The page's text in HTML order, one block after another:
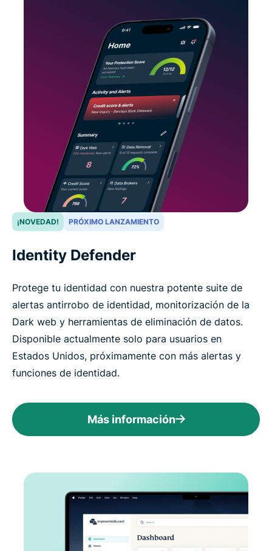
¡NOVEDAD! PRÓXIMO LANZAMIENTO
Identity Defender
Protege tu identidad con nuestra potente suite de
alertas antirrobo de identidad, monitorización de la
Dark web y herramientas de eliminación de datos.
Disponible actualmente solo para usuarios en
Estados Unidos, próximamente con más alertas y
funciones de identidad.
Más información